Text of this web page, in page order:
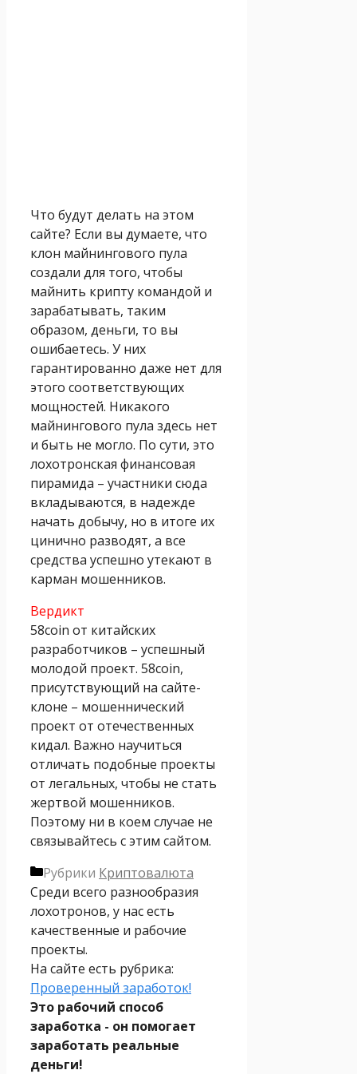
Что будут делать на этом
сайте? Если вы думаете, что
клон майнингового пула
создали для того, чтобы
майнить крипту командой и
зарабатывать, таким
образом, деньги, то вы
ошибаетесь. У них
гарантированно даже нет для
этого соответствующих
мощностей. Никакого
майнингового пула здесь нет
и быть не могло. По сути, это
лохотронская финансовая
пирамида – участники сюда
вкладываются, в надежде
начать добычу, но в итоге их
цинично разводят, а все
средства успешно утекают в
карман мошенников.
Вердикт
58coin от китайских
разработчиков – успешный
молодой проект. 58coin,
присутствующий на сайте-
клоне – мошеннический
проект от отечественных
кидал. Важно научиться
отличать подобные проекты
от легальных, чтобы не стать
жертвой мошенников.
Поэтому ни в коем случае не
связывайтесь с этим сайтом.
Рубрики Криптовалюта
Среди всего разнообразия
лохотронов, у нас есть
качественные и рабочие
проекты.
На сайте есть рубрика:
Проверенный заработок!
Это рабочий способ
заработка - он помогает
заработать реальные
деньги!